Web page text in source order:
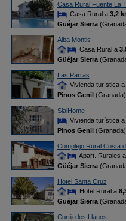
Casa Rural Fuente La
Casa Rural a 3,2
Güéjar Sierra
Alba Montis
Casa Rural a
Güéjar Sierra
Las Parras
Vivienda turística a
Pinos Genil(Granada)
SlalHome
Vivienda turística a
Pinos Genil(Granada)
Complejo Rural Costa
Apart. Rurales a
Güéjar Sierra
Hotel Santa Cruz
Hotel Rural a
Güéjar Sierra
Cortijo los Llanos